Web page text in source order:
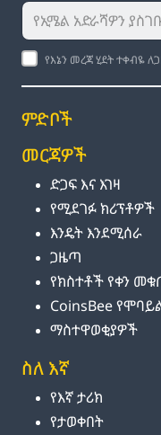
የእኔን መረጃ ሂደት ተቀብዬ
ምድቦች
መርጃዎች
ድጋፍ እና እገዛ
የሚደገፉ ክሪፕቶዎች
እንዴት እንደሚሰራ
ጋዜጣ
የክስተቶች የቀን
CoinsBee
ማስተዋወቂያዎች
ስለ እኛ
የእኛ ታሪክ
የታወቀበት